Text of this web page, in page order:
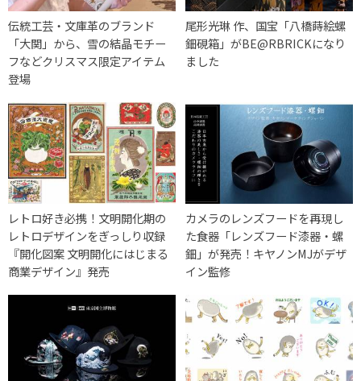
伝統工芸・文庫革のブランド
「大関」から、雪の結晶モチー
フなどクリスマス限定アイテム
登場
尾形光琳 作、国宝「八橋蒔絵螺
鈿硯箱」がBE@RBRICKになり
ました
レトロ好き必携！文明開化期の
レトロデザインをぎっしり収録
『開化図案 文明開化にはじまる
商業デザイン』発売
カメラのレンズフードを再現し
た食器「レンズフード漆器・螺
鈿」が発売！キヤノンMJがデザ
イン監修